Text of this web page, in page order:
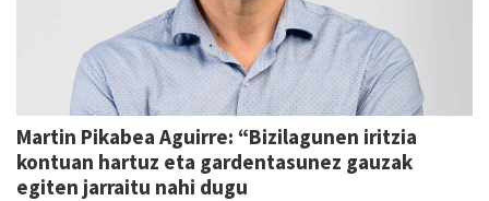
Martin Pikabea Aguirre: “Bizilagunen iritzia
kontuan hartuz eta gardentasunez gauzak
egiten jarraitu nahi dugu